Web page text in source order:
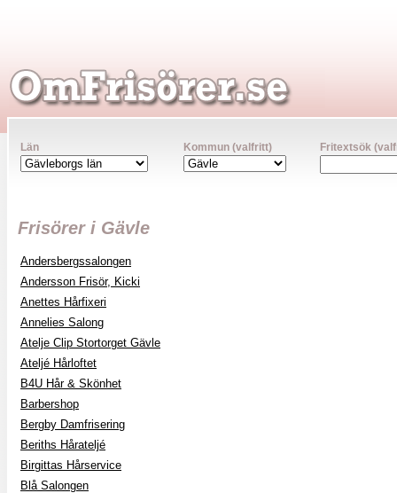
Län Kommun (valfritt) Fritextsök
Frisörer i Gävle
Andersbergssalongen
Andersson Frisör, Kicki
Anettes Hårfixeri
Annelies Salong
Atelje Clip Stortorget Gävle
Ateljé Hårloftet
B4U Hår & Skönhet
Barbershop
Bergby Damfrisering
Beriths Hårateljé
Birgittas Hårservice
Blå Salongen